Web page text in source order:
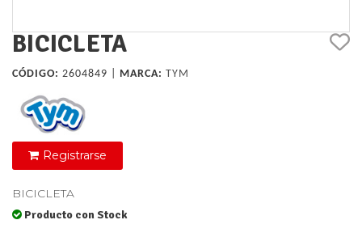
BICICLETA
CÓDIGO: 2604849 | MARCA: TYM
Registrarse
BICICLETA
Producto con Stock